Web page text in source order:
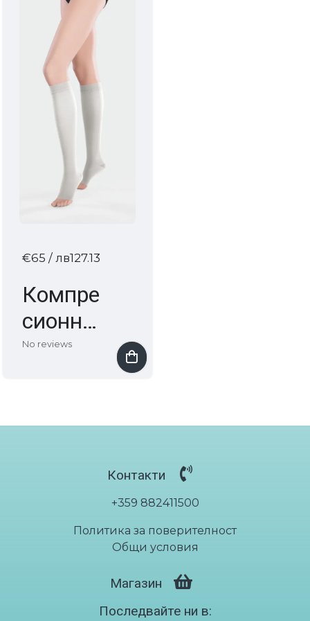
Компре
сионни
¾
Juzo
No reviews
€65 / лв127.13
€125.00/ лв244.48
Контакти
+359 882411500
Политика за поверителност
Общи условия
Магазин
Последвайте ни в: